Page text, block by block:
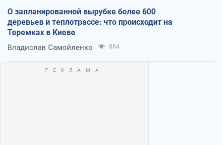
О запланированной вырубке более 600
деревьев и теплотрассе: что происходит на
Теремках в Киеве
Владислав Самойленко 864